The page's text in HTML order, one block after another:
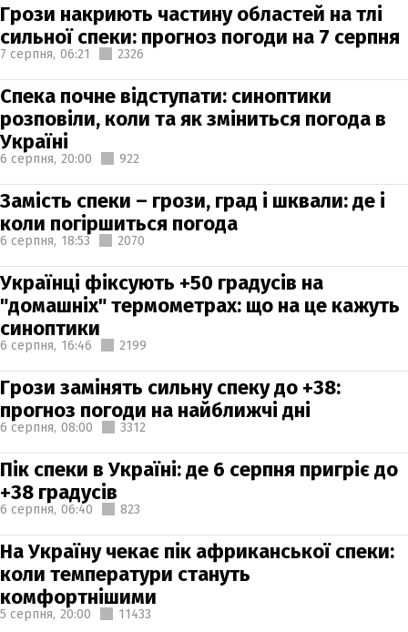
Грози накриють частину областей на тлі
сильної спеки: прогноз погоди на 7 серпня
7 серпня, 06:21 2326
Спека почне відступати: синоптики
розповіли, коли та як зміниться погода в
Україні
6 серпня, 20:00 922
Замість спеки – грози, град і шквали: де і
коли погіршиться погода
6 серпня, 18:53 2070
Українці фіксують +50 градусів на
"домашніх" термометрах: що на це кажуть
синоптики
6 серпня, 16:46 2199
Грози замінять сильну спеку до +38:
прогноз погоди на найближчі дні
6 серпня, 08:00 3312
Пік спеки в Україні: де 6 серпня пригріє до
+38 градусів
6 серпня, 06:40 823
На Україну чекає пік африканської спеки:
коли температури стануть
комфортнішими
5 серпня, 20:00 11433